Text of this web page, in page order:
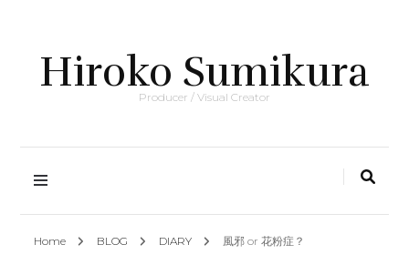
Hiroko Sumikura
Producer / Visual Creator
Home BLOG DIARY 風邪 or 花粉症？